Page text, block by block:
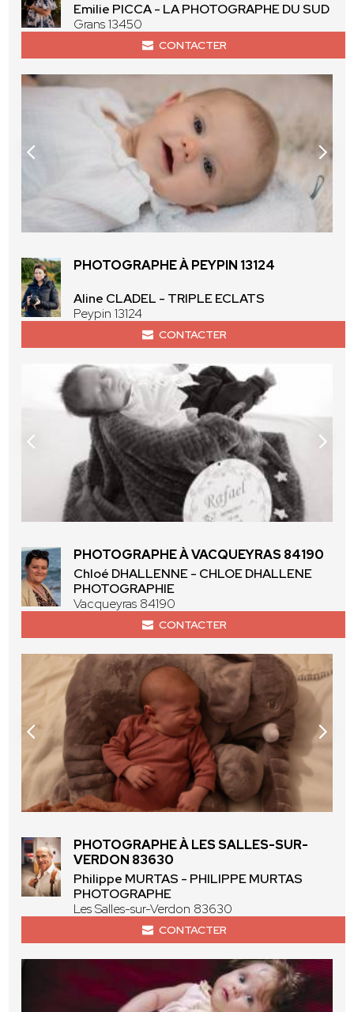
Emilie PICCA - LA PHOTOGRAPHE DU SUD
Grans 13450
CONTACTER
PHOTOGRAPHE À PEYPIN 13124
Aline CLADEL - TRIPLE ECLATS
Peypin 13124
CONTACTER
PHOTOGRAPHE À VACQUEYRAS 84190
Chloé DHALLENNE - CHLOE DHALLENE
PHOTOGRAPHIE
Vacqueyras 84190
CONTACTER
PHOTOGRAPHE À LES SALLES-SUR-
VERDON 83630
Philippe MURTAS - PHILIPPE MURTAS
PHOTOGRAPHE
Les Salles-sur-Verdon 83630
CONTACTER